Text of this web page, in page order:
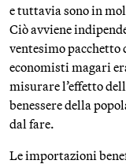
e tuttavia sono in
Ciò avviene
ventesimo
economisti magari
misurare l’effetto
benessere della
dal fare.
Le importazioni